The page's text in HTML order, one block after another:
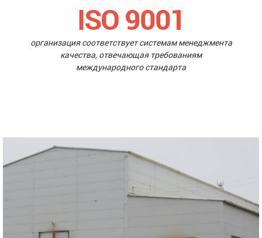
ISO 9001
организация соответствует системам менеджмента
качества, отвечающая требованиям
международного стандарта